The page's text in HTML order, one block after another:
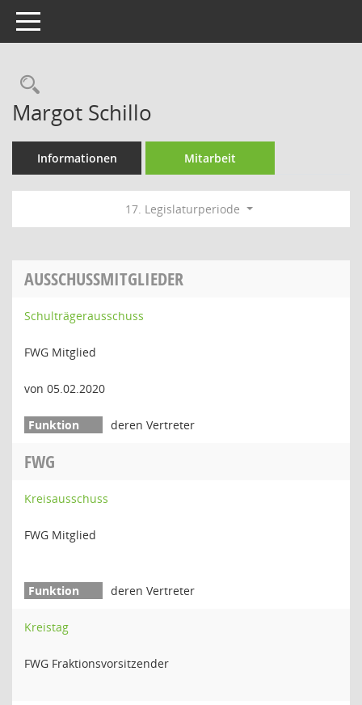
Toggle navigation
Rechercheauswahl
Margot Schillo
Informationen Mitarbeit
17. Legislaturperiode
AUSSCHUSSMITGLIEDER
Schulträgerausschuss
FWG Mitglied
von 05.02.2020
deren Vertreter
FWG
Kreisausschuss
FWG Mitglied
deren Vertreter
Kreistag
FWG Fraktionsvorsitzender